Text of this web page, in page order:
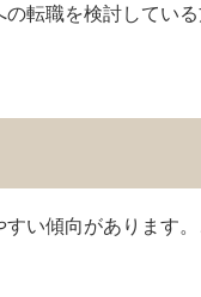
転職を検討してい
い傾向があります。